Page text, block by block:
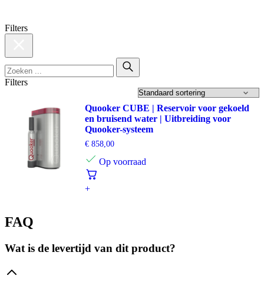
Filters
Filters
Quooker CUBE | Reservoir voor gekoeld
en bruisend water | Uitbreiding voor
Quooker-systeem
€ 858,00
Op voorraad
+
FAQ
Wat is de levertijd van dit product?